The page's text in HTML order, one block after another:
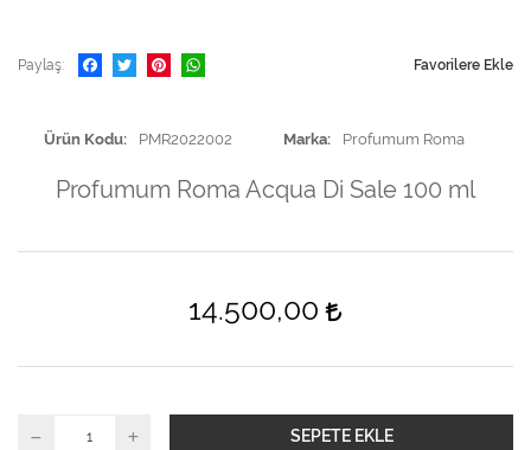
Paylaş Favorilere Ekle
Ürün Kodu PMR2022002 Marka Profumum Roma
Profumum Roma Acqua Di Sale 100 ml
14.500,00
SEPETE EKLE